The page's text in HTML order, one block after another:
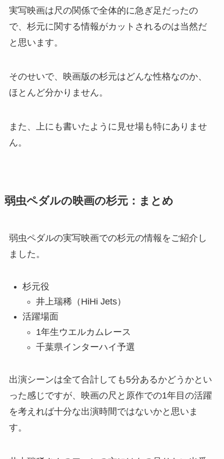
実写映画は尺の関係で全体的に急ぎ足だったの
で、杉元に関する情報がカットされるのは当然だ
と思います。
そのせいで、映画版の杉元はどんな性格なのか、
ほとんど分かりません。
また、上にも書いたように見せ場も特にありませ
ん。
弱虫ペダルの映画の杉元：まとめ
弱虫ペダルの実写映画での杉元の情報をご紹介し
ました。
杉元役
井上瑞稀（HiHi Jets）
活躍場面
1年生ウエルカムレース
千葉県インターハイ予選
出演シーンは全て合計しても5分あるかどうかとい
った感じですが、映画の尺と原作での1年目の活躍
を考えれば十分な出演時間ではないかと思いま
す。